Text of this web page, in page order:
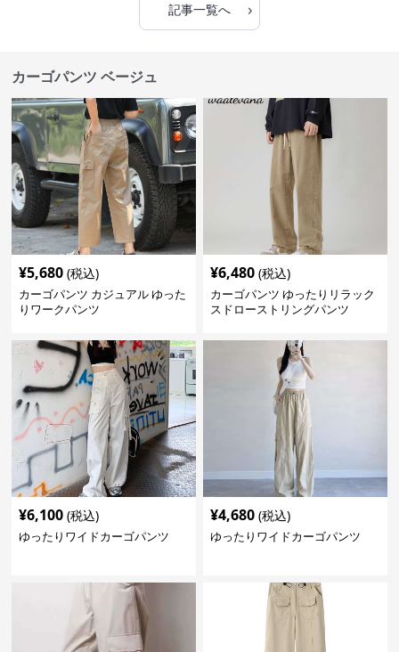
記事一覧へ ›
カーゴパンツ ベージュ
¥5,680 (税込)
カーゴパンツ カジュアル ゆった
りワークパンツ
¥6,480 (税込)
カーゴパンツ ゆったりリラック
スドローストリングパンツ
¥6,100 (税込)
ゆったりワイドカーゴパンツ
¥4,680 (税込)
ゆったりワイドカーゴパンツ